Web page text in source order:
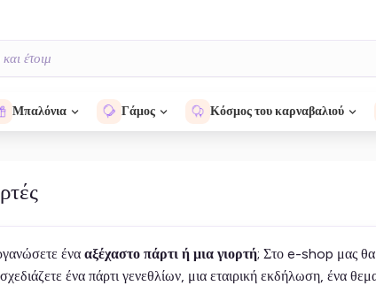
Μπαλόνια Γάμος Κόσμος του καρναβαλιού
ένα αξέχαστο πάρτι ή μια γιορτή; Στο e-shop μας θα
ένα πάρτι γενεθλίων, μια εταιρική εκδήλωση, ένα